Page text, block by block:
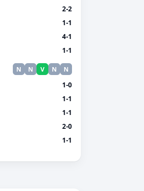
2-2
1-1
4-1
1-1
N N V N N
1-0
1-1
1-1
2-0
1-1